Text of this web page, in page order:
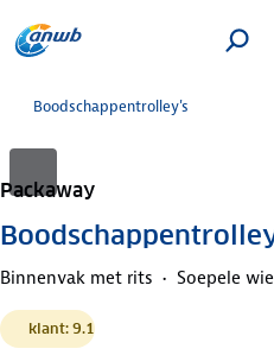
Boodschappentrolley's
Packaway
Binnenvak met rits Soepele
klant: 9.1